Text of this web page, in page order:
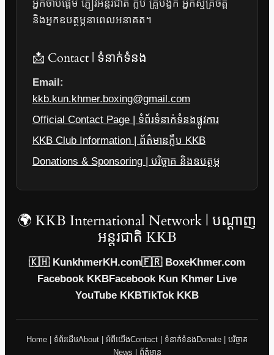
អ្នកចាប់ផ្តើម ភ្ញៀវអន្តរជាតិ ក្លឹប គ្រូបង្វឹក អ្នកស្ម័គ្រចិត្ត
និងអ្នកឧបត្ថម្ភនាពេលអនាគត។
📩 Contact | ទំនាក់ទំនង
Email:
kkb.kun.khmer.boxing@gmail.com
Official Contact Page | ទំព័រទំនាក់ទំនងផ្លូវការ
KKB Club Information | ព័ត៌មានក្លឹប KKB
Donations & Sponsoring | បរិច្ចាគ និងឧបត្ថម្ភ
🌍 KKB International Network | បណ្តាញ
អន្តរជាតិ KKB
🇰🇭 KunkhmerKH.com🇫🇷 BoxeKhmer.com
Facebook KKBFacebook Kun Khmer Live
YouTube KKBTikTok KKB
Home | ទំព័រដើមAbout | អំពីយើងContact | ទំនាក់ទំនង Donate | បរិច្ចាគ
News | ព័ត៌មាន